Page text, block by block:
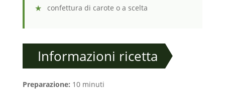
confettura di carote o a scelta
Informazioni ricetta
Preparazione: 10 minuti